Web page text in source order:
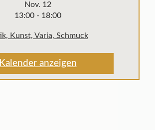
Nov. 12
13:00- 18:00
Kunst, Varia, Schmuck
Kalender anzeigen